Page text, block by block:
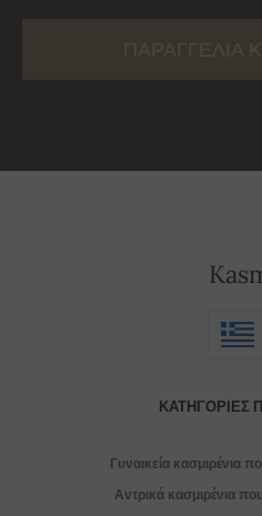
ΚΑΤΗΓΟΡΊΕΣ
Γυναικεία κασμιρένια
Αντρικά κασμιρένια